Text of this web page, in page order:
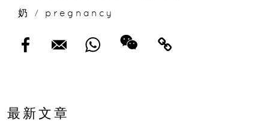
奶
/ pregnancy
最新文章